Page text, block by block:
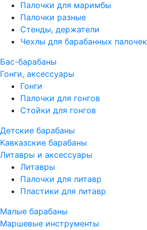
Палочки для маримбы
Палочки разные
Стенды, держатели
Чехлы для барабанных палочек
Бас-барабаны
Гонги, аксессуары
Гонги
Палочки для гонгов
Стойки для гонгов
Детские барабаны
Кавказские барабаны
Литавры и аксессуары
Литавры
Палочки для литавр
Пластики для литавр
Малые барабаны
Маршевые инструменты